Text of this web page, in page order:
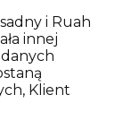
i Ruah
innej
Klient